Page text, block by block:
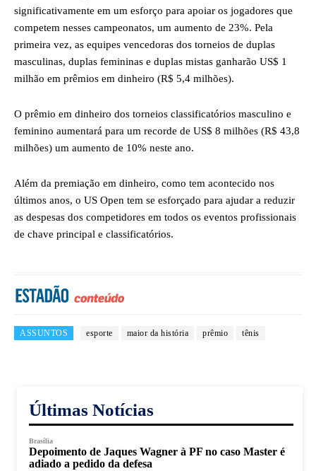
significativamente em um esforço para apoiar os jogadores que
competem nesses campeonatos, um aumento de 23%. Pela
primeira vez, as equipes vencedoras dos torneios de duplas
masculinas, duplas femininas e duplas mistas ganharão US$ 1
milhão em prêmios em dinheiro (R$ 5,4 milhões).
O prêmio em dinheiro dos torneios classificatórios masculino e
feminino aumentará para um recorde de US$ 8 milhões (R$ 43,8
milhões) um aumento de 10% neste ano.
Além da premiação em dinheiro, como tem acontecido nos
últimos anos, o US Open tem se esforçado para ajudar a reduzir
as despesas dos competidores em todos os eventos profissionais
de chave principal e classificatórios.
ASSUNTOS esporte maior da história prêmio tênis
Últimas Notícias
Brasília
Depoimento de Jaques Wagner à PF no caso Master é
adiado a pedido da defesa